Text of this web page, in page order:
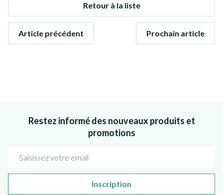
Retour à la liste
Article précédent Prochain article
Restez informé des nouveaux produits et
promotions
Inscription